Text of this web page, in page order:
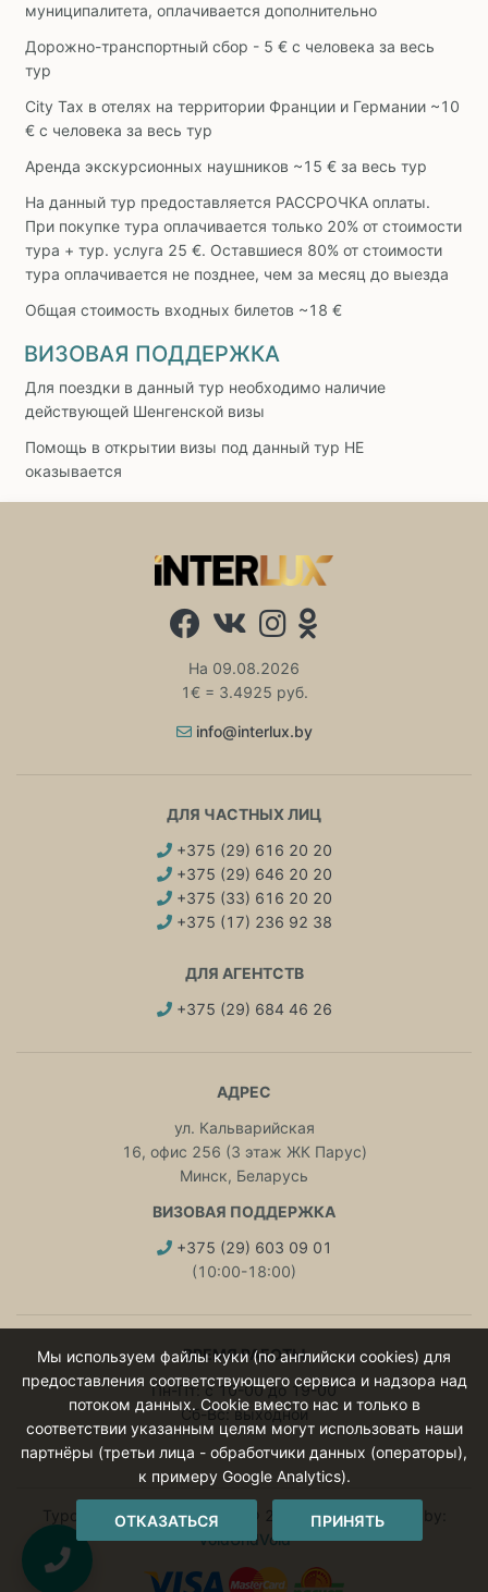
муниципалитета, оплачивается дополнительно
Дорожно-транспортный сбор - 5 € с человека за весь
тур
City Tax в отелях на территории Франции и Германии ~10
€ с человека за весь тур
Аренда экскурсионных наушников ~15 € за весь тур
На данный тур предоставляется РАССРОЧКА оплаты.
При покупке тура оплачивается только 20% от стоимости
тура + тур. услуга 25 €. Оставшиеся 80% от стоимости
тура оплачивается не позднее, чем за месяц до выезда
Общая стоимость входных билетов ~18 €
ВИЗОВАЯ ПОДДЕРЖКА
Для поездки в данный тур необходимо наличие
действующей Шенгенской визы
Помощь в открытии визы под данный тур НЕ
оказывается
На 09.08.2026
1€ = 3.4925 руб.
info@interlux.by
ДЛЯ ЧАСТНЫХ ЛИЦ
+375 (29) 616 20 20
+375 (29) 646 20 20
+375 (33) 616 20 20
+375 (17) 236 92 38
ДЛЯ АГЕНТСТВ
+375 (29) 684 46 26
АДРЕС
ул. Кальварийская
16, офис 256 (3 этаж ЖК Парус)
Минск, Беларусь
ВИЗОВАЯ ПОДДЕРЖКА
+375 (29) 603 09 01
(10:00-18:00)
ВРЕМЯ РАБОТЫ
Пн-Пт: с 10-00 до 19-00
Сб-Вс: выходной
Туроператор ИНТЕРЛЮКС © 2015 - 2026 Website by:
VoldUndVold
Мы используем файлы куки (по английски cookies) для
предоставления соответствующего сервиса и надзора над
потоком данных. Cookie вместо нас и только в
соответствии указанным целям могут использовать наши
партнёры (третьи лица - обработчики данных (операторы),
к примеру Google Analytics).
ОТКАЗАТЬСЯ ПРИНЯТЬ